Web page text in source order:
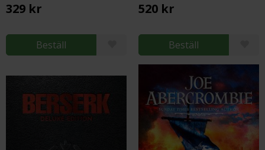
329 kr
Beställ
520 kr
Beställ